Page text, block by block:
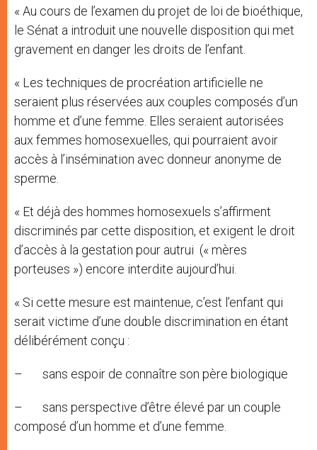
« Au cours de l’examen du projet de loi de bioéthique,
le Sénat a introduit une nouvelle disposition qui met
gravement en danger les droits de l’enfant.
« Les techniques de procréation artificielle ne
seraient plus réservées aux couples composés d’un
homme et d’une femme. Elles seraient autorisées
aux femmes homosexuelles, qui pourraient avoir
accès à l’insémination avec donneur anonyme de
sperme.
« Et déjà des hommes homosexuels s’affirment
discriminés par cette disposition, et exigent le droit
d’accès à la gestation pour autrui (« mères
porteuses ») encore interdite aujourd’hui.
« Si cette mesure est maintenue, c’est l’enfant qui
serait victime d’une double discrimination en étant
délibérément conçu :
– sans espoir de connaître son père biologique
– sans perspective d’être élevé par un couple
composé d’un homme et d’une femme.